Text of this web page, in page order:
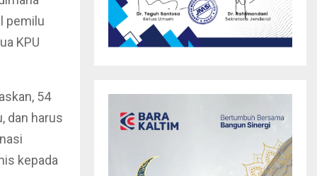
pemilu
KPU
54
dan harus
kepada